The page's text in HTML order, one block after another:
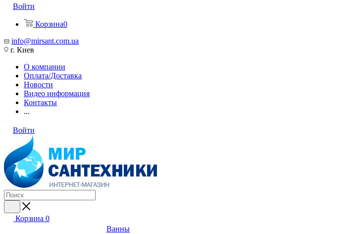
Войти
Корзина0
info@mirsant.com.ua
г. Киев
О компании
Оплата/Доставка
Новости
Видео информация
Контакты
...
Войти
Корзина 0
Ванны